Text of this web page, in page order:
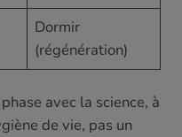
Dormir
(régénération)
avec la science, à
de vie, pas un